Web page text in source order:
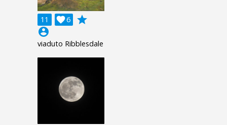
11 6

grade
account_circle
viaduto Ribblesdale